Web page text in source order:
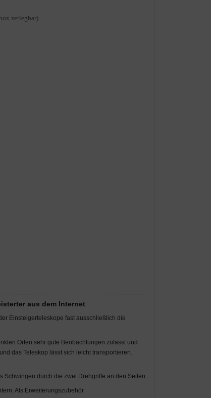
zerlegbar)
aus dem Internet
Einsteigerteleskope fast ausschließlich die
Orten sehr gute Beobachtungen zulässt und
das Teleskop lässt sich leicht transportieren.
durch die zwei Drehgriffe an den Seiten.
Als Erweiterungszubehör